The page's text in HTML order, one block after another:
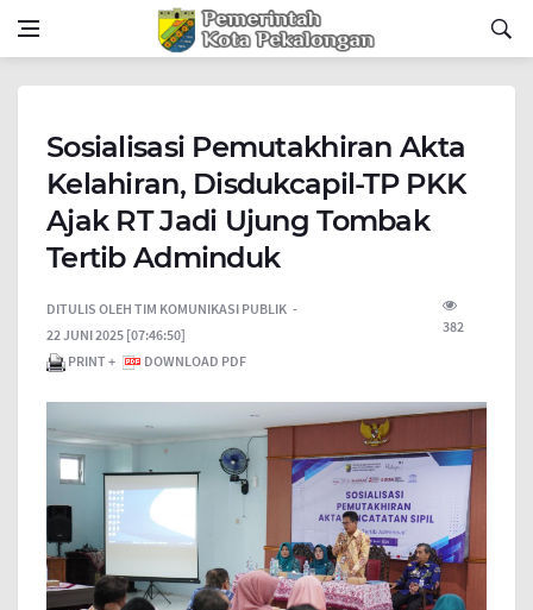
Sosialisasi Pemutakhiran Akta
Kelahiran, Disdukcapil-TP PKK
Ajak RT Jadi Ujung Tombak
Tertib Adminduk
DITULIS OLEH TIM KOMUNIKASI PUBLIK
22 JUNI 2025 [07:46:50]
382
PRINT +
DOWNLOAD PDF